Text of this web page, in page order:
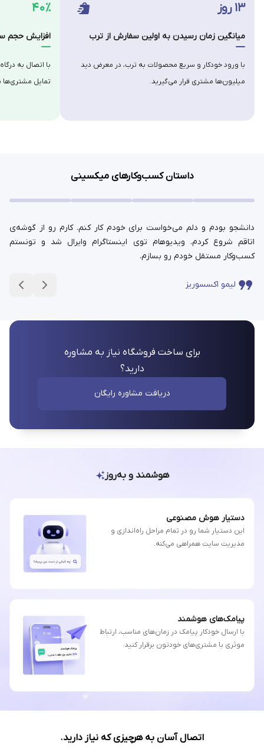
۴۰٪
افزایش حجم
با اتصال به
تمایل
۱۳ روز
میانگین زمان رسیدن به اولین سفارش از ترب
با ورود خودکار و سریع محصولات به ترب، در معرض دید
میلیون‌ها مشتری قرار می‌گیرید.
داستان کسب‌وکارهای میکسینی
دانشجو بودم و دلم می‌خواست برای خودم کار کنم. کارم رو از گوشه‌ی
اتاقم شروع کردم. ویدیوهام توی اینستاگرام وایرال شد و تونستم
کسب‌وکار مستقل خودم رو بسازم.
لیمو اکسسوریز
برای ساخت فروشگاه نیاز به مشاوره
دارید؟
دریافت مشاوره رایگان
هوشمند و به‌روز
دستیار هوش مصنوعی
این دستیار شما رو در تمام مراحل راه‌اندازی و
مدیریت سایت همراهی می‌کنه.
پیامک‌های هوشمند
با ارسال خودکار پیامک در زمان‌های مناسب، ارتباط
موثری با مشتری‌های خودتون برقرار کنید.
اتصال آسان به هرچیزی که نیاز دارید.